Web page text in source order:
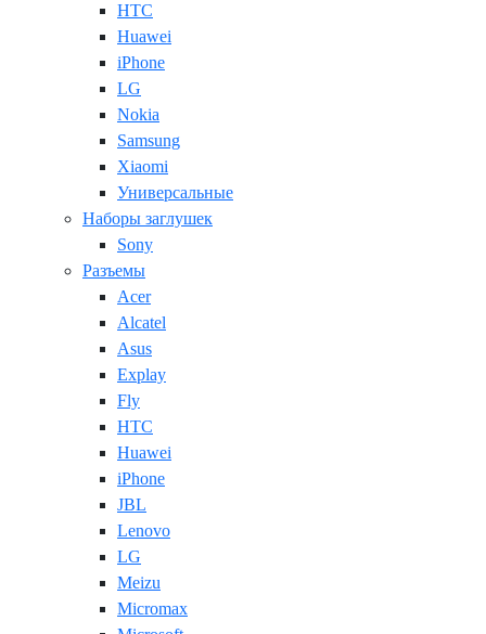
HTC
Huawei
iPhone
LG
Nokia
Samsung
Xiaomi
Универсальные
Наборы заглушек
Sony
Разъемы
Acer
Alcatel
Asus
Explay
Fly
HTC
Huawei
iPhone
JBL
Lenovo
LG
Meizu
Micromax